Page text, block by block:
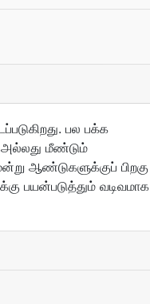
பல பக்க
அல்லது மீண்டும்
ஆண்டுகளுக்குப் பிறகு
பயன்படுத்தும் வடிவமாக